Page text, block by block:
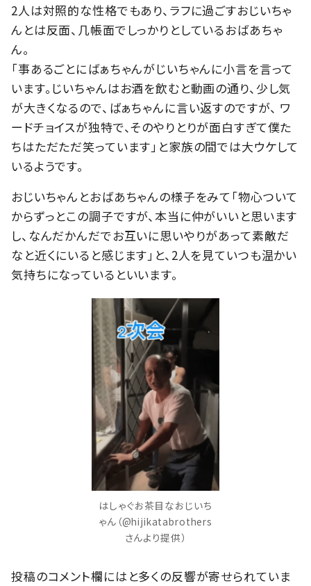
2人は対照的な性格でもあり、ラフに過ごすおじいちゃ
んとは反面、几帳面でしっかりとしているおばあちゃ
ん。
「事あるごとにばぁちゃんがじいちゃんに小言を言って
います。じいちゃんはお酒を飲むと動画の通り、少し気
が大きくなるので、ばぁちゃんに言い返すのですが、 ワ
ードチョイスが独特で、そのやりとりが面白すぎて僕た
ちはただただ笑っています」と家族の間では大ウケして
いるようです。
おじいちゃんとおばあちゃんの様子をみて「物心ついて
からずっとこの調子ですが、本当に仲がいいと思います
し、なんだかんだでお互いに思いやりがあって素敵だ
なと近くにいると感じます」と、2人を見ていつも温かい
気持ちになっているといいます。
はしゃぐお茶目なおじいち
ゃん（@hijikatabrothers
さんより提供）
投稿のコメント欄にはと多くの反響が寄せられていま